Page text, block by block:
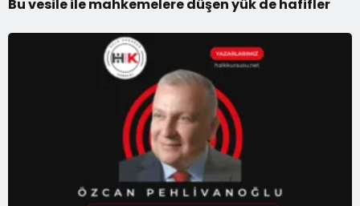
Bu vesile ile mahkemelere düşen yük de hafifler